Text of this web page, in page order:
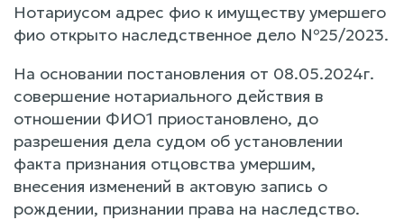
Нотариусом адрес фио к имуществу умершего
фио открыто наследственное дело №25/2023.
На основании постановления от 08.05.2024г.
совершение нотариального действия в
отношении ФИО1 приостановлено, до
разрешения дела судом об установлении
факта признания отцовства умершим,
внесения изменений в актовую запись о
рождении, признании права на наследство.